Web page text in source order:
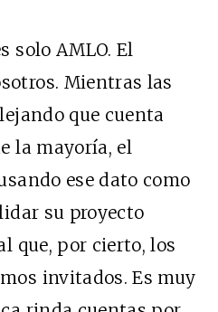
solo AMLO. El
Mientras las
que cuenta
la mayoría, el
ese dato como
su proyecto
que, por cierto, los
invitados. Es muy